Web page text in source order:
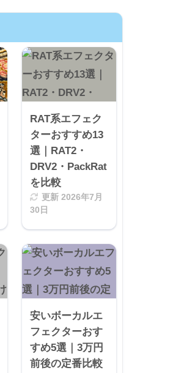
RAT系エフェク
ターおすすめ13
選｜RAT2・
DRV2・PackRat
を比較
更新 2026年7月
30日
安いボーカルエ
フェクターおす
すめ5選｜3万円
前後の定番比較